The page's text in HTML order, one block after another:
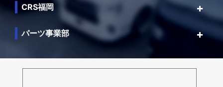
CRS福岡
パーツ事業部